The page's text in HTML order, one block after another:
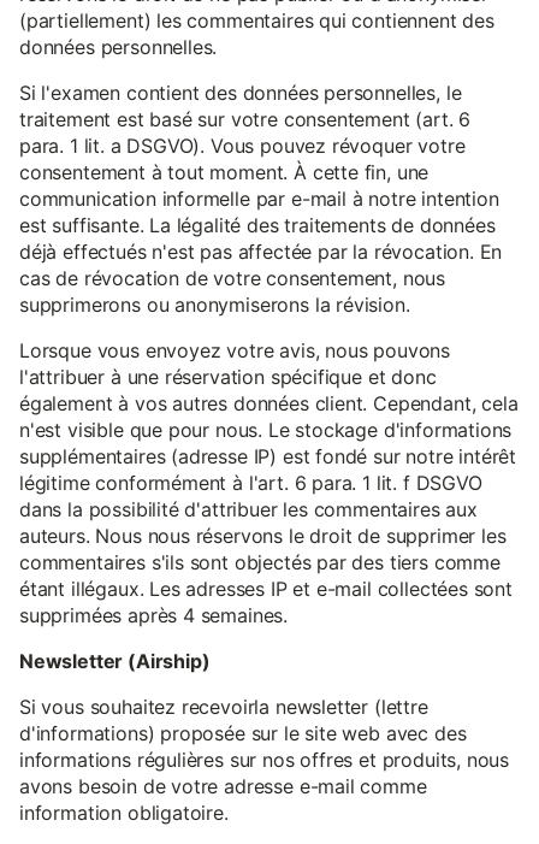
(partiellement) les commentaires qui contiennent des
données personnelles.
Si l'examen contient des données personnelles, le
traitement est basé sur votre consentement (art. 6
para. 1 lit. a DSGVO). Vous pouvez révoquer votre
consentement à tout moment. À cette fin, une
communication informelle par e-mail à notre intention
est suffisante. La légalité des traitements de données
déjà effectués n'est pas affectée par la révocation. En
cas de révocation de votre consentement, nous
supprimerons ou anonymiserons la révision.
Lorsque vous envoyez votre avis, nous pouvons
l'attribuer à une réservation spécifique et donc
également à vos autres données client. Cependant, cela
n'est visible que pour nous. Le stockage d'informations
supplémentaires (adresse IP) est fondé sur notre intérêt
légitime conformément à l'art. 6 para. 1 lit. f DSGVO
dans la possibilité d'attribuer les commentaires aux
auteurs. Nous nous réservons le droit de supprimer les
commentaires s'ils sont objectés par des tiers comme
étant illégaux. Les adresses IP et e-mail collectées sont
supprimées après 4 semaines.
Newsletter (Airship)
Si vous souhaitez recevoirla newsletter (lettre
d'informations) proposée sur le site web avec des
informations régulières sur nos offres et produits, nous
avons besoin de votre adresse e-mail comme
information obligatoire.